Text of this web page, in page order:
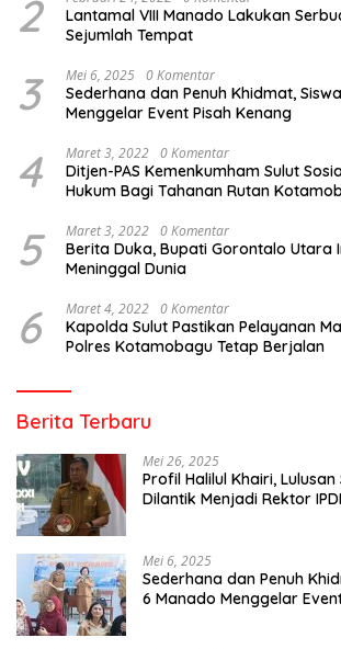
2
Lantamal VIII Manado Lakukan
Sejumlah Tempat
3 Mei 6, 2025 0 Komentar
Sederhana dan Penuh Khidmat,
Menggelar Event Pisah Kenang
4 Maret 3, 2022 0 Komentar
Ditjen-PAS Kemenkumham Sulut
Hukum Bagi Tahanan Rutan
5 Maret 3, 2022 0 Komentar
Berita Duka, Bupati Gorontalo Utara
Meninggal Dunia
6 Maret 4, 2022 0 Komentar
Kapolda Sulut Pastikan Pelayanan
Polres Kotamobagu Tetap Berjalan
Berita Terbaru
Mei 26, 2025
Profil Halilul Khairi, Lulusan
Dilantik Menjadi Rektor
Mei 6, 2025
Sederhana dan Penuh
6 Manado Menggelar